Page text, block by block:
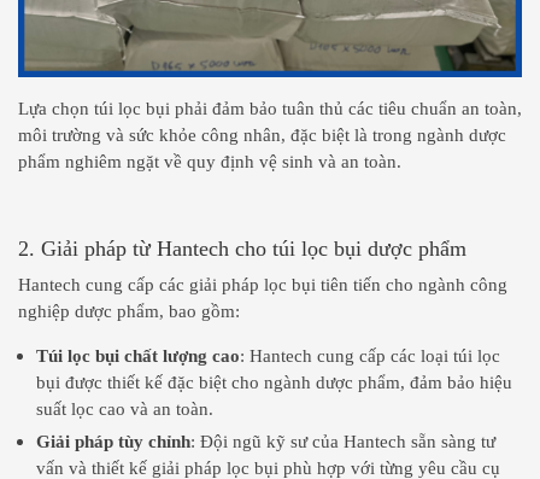
Lựa chọn túi lọc bụi phải đảm bảo tuân thủ các tiêu chuẩn an toàn,
môi trường và sức khỏe công nhân, đặc biệt là trong ngành dược
phẩm nghiêm ngặt về quy định vệ sinh và an toàn.
2. Giải pháp từ Hantech cho túi lọc bụi dược phẩm
Hantech cung cấp các giải pháp lọc bụi tiên tiến cho ngành công
nghiệp dược phẩm, bao gồm:
Túi lọc bụi chất lượng cao: Hantech cung cấp các loại túi lọc
bụi được thiết kế đặc biệt cho ngành dược phẩm, đảm bảo hiệu
suất lọc cao và an toàn.
Giải pháp tùy chỉnh: Đội ngũ kỹ sư của Hantech sẵn sàng tư
vấn và thiết kế giải pháp lọc bụi phù hợp với từng yêu cầu cụ